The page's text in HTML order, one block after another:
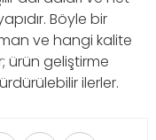
Böyle bir
ve hangi kalite
ürün geliştirme
ilerler.